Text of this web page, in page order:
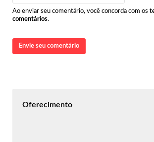
Ao enviar seu comentário, você concorda com os
comentários.
Envie seu comentário
Oferecimento